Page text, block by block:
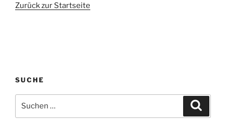
Zurück zur Startseite
SUCHE
nach: